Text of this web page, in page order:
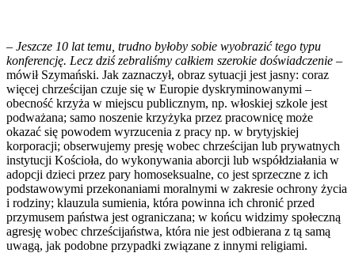
– Jeszcze 10 lat temu, trudno byłoby sobie wyobrazić tego typu
konferencję. Lecz dziś zebraliśmy całkiem szerokie doświadczenie –
mówił Szymański. Jak zaznaczył, obraz sytuacji jest jasny: coraz
więcej chrześcijan czuje się w Europie dyskryminowanymi –
obecność krzyża w miejscu publicznym, np. włoskiej szkole jest
podważana; samo noszenie krzyżyka przez pracownicę może
okazać się powodem wyrzucenia z pracy np. w brytyjskiej
korporacji; obserwujemy presję wobec chrześcijan lub prywatnych
instytucji Kościoła, do wykonywania aborcji lub współdziałania w
adopcji dzieci przez pary homoseksualne, co jest sprzeczne z ich
podstawowymi przekonaniami moralnymi w zakresie ochrony życia
i rodziny; klauzula sumienia, która powinna ich chronić przed
przymusem państwa jest ograniczana; w końcu widzimy społeczną
agresję wobec chrześcijaństwa, która nie jest odbierana z tą samą
uwagą, jak podobne przypadki związane z innymi religiami.